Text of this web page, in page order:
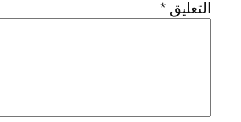
التعليق *